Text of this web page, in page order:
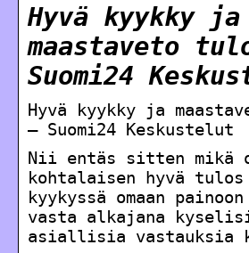
Hyvä kyykky ja
maastaveto
Suomi24
Hyvä kyykky ja
– Suomi24 Keskustelut
Nii entäs sitten mikä
kohtalaisen hyvä tulos
kyykyssä omaan
vasta alkajana
asiallisia vastauksia